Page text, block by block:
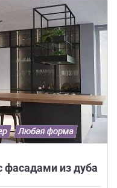
фасадами из дуба